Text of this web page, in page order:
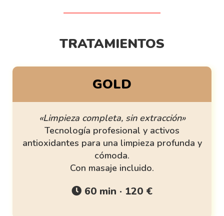
TRATAMIENTOS
GOLD
«Limpieza completa, sin extracción»
Tecnología profesional y activos
antioxidantes para una limpieza profunda y
cómoda.
Con masaje incluido.
60 min · 120 €